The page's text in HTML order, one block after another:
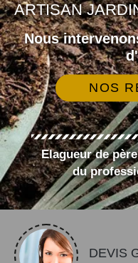
ARTISAN
Nous
NOS
Elagueur de
du
DEVIS